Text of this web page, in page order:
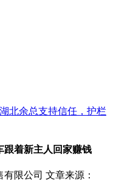
北余总支持信任，护栏
跟着新主人回家赚钱
限公司 文章来源：